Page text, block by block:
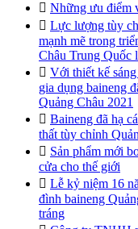
 Những ưu điểm
 Lực lượng tùy
mạnh mẽ trong
Châu Trung Quốc
 Với thiết kế
gia dụng baineng
Quảng Châu 2021
 Baineng đã hạ
thất tùy chỉnh
 Sản phẩm mới
cửa cho thế giới
 Lễ kỷ niệm 16
đình baineng
tráng